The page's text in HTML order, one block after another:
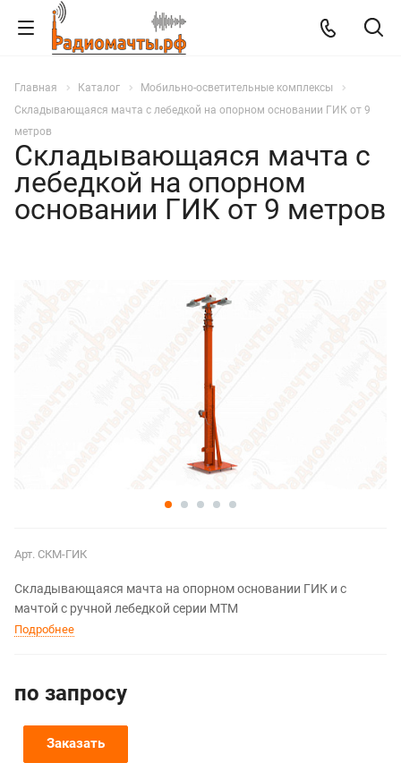
Главная Каталог
Мобильно-осветительные комплексы
Складывающаяся мачта с лебедкой на опорном основании ГИК от 9
метров
Складывающаяся мачта с
лебедкой на опорном
основании ГИК от 9 метров
Арт. СКМ-ГИК
Складывающаяся мачта на опорном основании ГИК и с
мачтой с ручной лебедкой серии МТМ
Подробнее
по запросу
Заказать